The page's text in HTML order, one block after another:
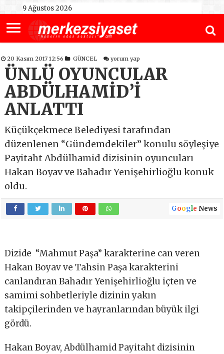
9 Ağustos 2026
20 Kasım 2017 12:56 GÜNCEL yorum yap
ÜNLÜ OYUNCULAR
ABDÜLHAMİD’İ
ANLATTI
Küçükçekmece Belediyesi tarafından
düzenlenen “Gündemdekiler” konulu söyleşiye
Payitaht Abdülhamid dizisinin oyuncuları
Hakan Boyav ve Bahadır Yenişehirlioğlu konuk
oldu.
Google News
Dizide “Mahmut Paşa” karakterine can veren
Hakan Boyav ve Tahsin Paşa karakterini
canlandıran Bahadır Yenişehirlioğlu içten ve
samimi sohbetleriyle dizinin yakın
takipçilerinden ve hayranlarından büyük ilgi
gördü.
Hakan Boyav, Abdülhamid Payitaht dizisinin